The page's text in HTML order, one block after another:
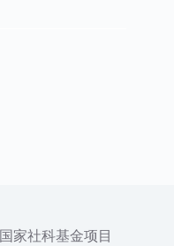
国家社科基金项目